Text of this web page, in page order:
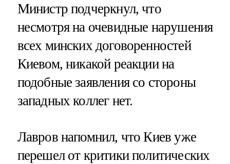
Министр подчеркнул, что
несмотря на очевидные нарушения
всех минских договоренностей
Киевом, никакой реакции на
подобные заявления со стороны
западных коллег нет.
Лавров напомнил, что Киев уже
перешел от критики политических